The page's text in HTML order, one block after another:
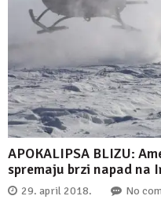
APOKALIPSA BLIZU:
spremaju brzi napad na
29. april 2018. No